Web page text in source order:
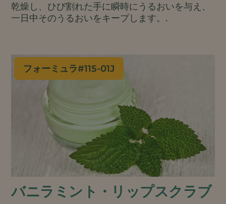
乾燥し、ひび割れた手に瞬時にうるおいを与え、
一日中そのうるおいをキープします。.
フォーミュラ#115-01J
バニラミント・リップスクラブ